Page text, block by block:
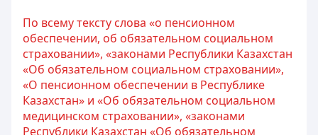
По всему тексту слова «о пенсионном
обеспечении, об обязательном социальном
страховании», «законами Республики Казахстан
«Об обязательном социальном страховании»,
«О пенсионном обеспечении в Республике
Казахстан» и «Об обязательном социальном
медицинском страховании», «законами
Республики Казахстан «Об обязательном